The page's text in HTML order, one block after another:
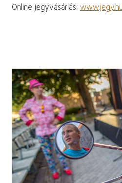
Online jegyvásárlás: